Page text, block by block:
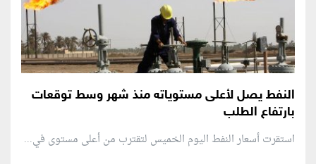
النفط يصل لأعلى مستوياته منذ شهر وسط توقعات
بارتفاع الطلب
استقرت أسعار النفط اليوم الخميس لتقترب من أعلى مستوى في...